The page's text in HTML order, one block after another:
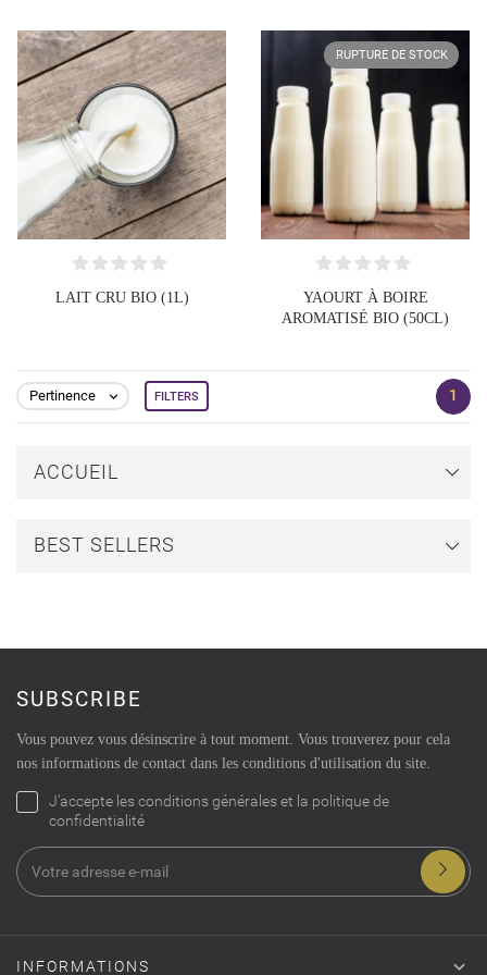
ACCUEIL
BEST SELLERS
LAIT CRU BIO (1L)
RUPTURE DE STOCK
YAOURT À BOIRE
AROMATISÉ BIO (50CL)
Pertinence  FILTERS 1
SUBSCRIBE
Vous pouvez vous désinscrire à tout moment. Vous trouverez pour cela
nos informations de contact dans les conditions d'utilisation du site.
J'accepte les conditions générales et la politique de
confidentialité
INFORMATIONS 